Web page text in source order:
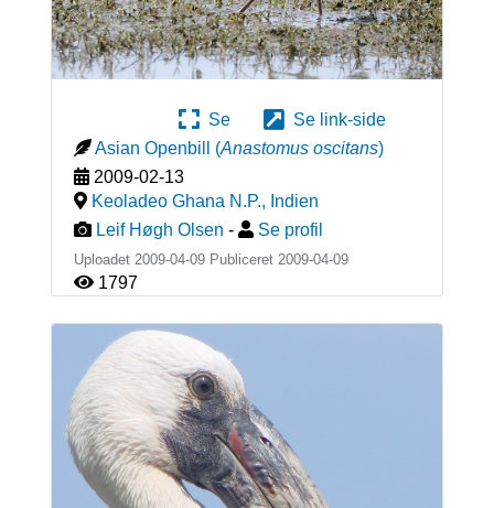
Se
Se link-side
Asian Openbill
(Anastomus oscitans)
2009-02-13
Keoladeo Ghana N.P., Indien
Leif Høgh Olsen - Se profil
Uploadet 2009-04-09 Publiceret 2009-04-09
1797